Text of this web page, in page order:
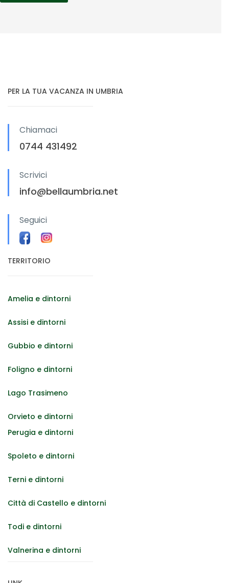
PER LA TUA VACANZA IN UMBRIA
Chiamaci
0744 431492
Scrivici
info@bellaumbria.net
Seguici
TERRITORIO
Amelia e dintorni
Assisi e dintorni
Gubbio e dintorni
Foligno e dintorni
Lago Trasimeno
Orvieto e dintorni
Perugia e dintorni
Spoleto e dintorni
Terni e dintorni
Città di Castello e dintorni
Todi e dintorni
Valnerina e dintorni